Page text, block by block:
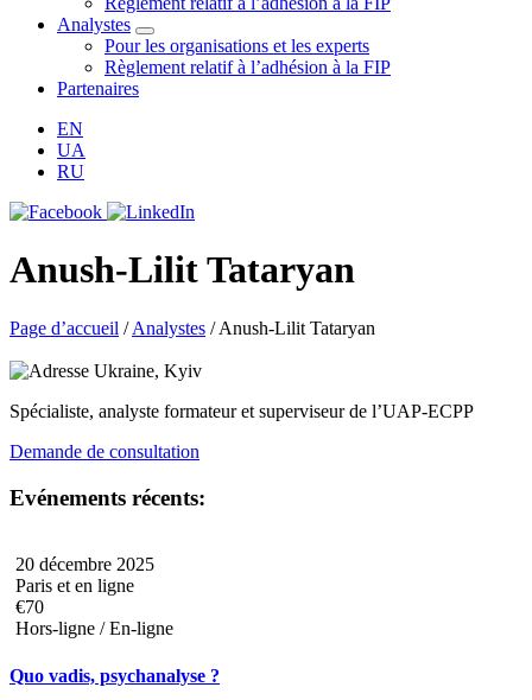
Analystes
Pour les organisations et les experts
Règlement relatif à l’adhésion à la FIP
Partenaires
EN
UA
RU
Anush-Lilit Tataryan
Page d’accueil /Analystes /Anush-Lilit Tataryan
Ukraine, Kyiv
Spécialiste, analyste formateur et superviseur de l’UAP-ECPP
Demande de consultation
Evénements récents:
20 décembre 2025
Paris et en ligne
€70
Hors-ligne / En-ligne
Quo vadis, psychanalyse ?